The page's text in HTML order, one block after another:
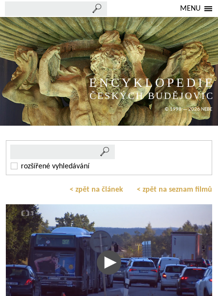
MENU
ENCYKLOPEDIE
ČESKÝCH BUDĚJOVIC
© 1998 — 2026 NEBE
rozšířené vyhledávání
< zpět na článek < zpět na seznam filmů